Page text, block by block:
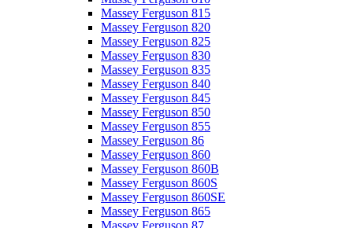
Massey Ferguson 815
Massey Ferguson 820
Massey Ferguson 825
Massey Ferguson 830
Massey Ferguson 835
Massey Ferguson 840
Massey Ferguson 845
Massey Ferguson 850
Massey Ferguson 855
Massey Ferguson 86
Massey Ferguson 860
Massey Ferguson 860B
Massey Ferguson 860S
Massey Ferguson 860SE
Massey Ferguson 865
Massey Ferguson 87